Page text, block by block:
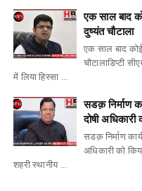
एक साल बाद
दुष्यंत चौटाला
एक साल बाद
चौटालाडिप्टी
में लिया हिस्सा ...
सडक़ निर्माण
दोषी
सडक़ निर्माण
अधिकारी को
शहरी स्थानीय ...